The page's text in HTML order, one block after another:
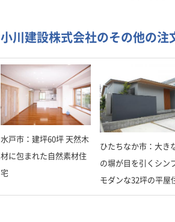
小川建設株式会社のその他の注
水戸市：建坪60坪 天然木
材に包まれた自然素材住
宅
ひたちなか市：大き
の塀が目を引くシン
モダンな32坪の平屋